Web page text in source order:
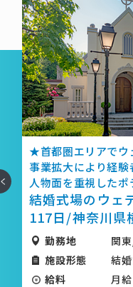
圏エリアでウェディン
大により経験者・未経
を重視したポテンシャ
式場のウェディング
/神奈川県横浜市西
関東/神奈川県
設形態
結婚式場
月給：